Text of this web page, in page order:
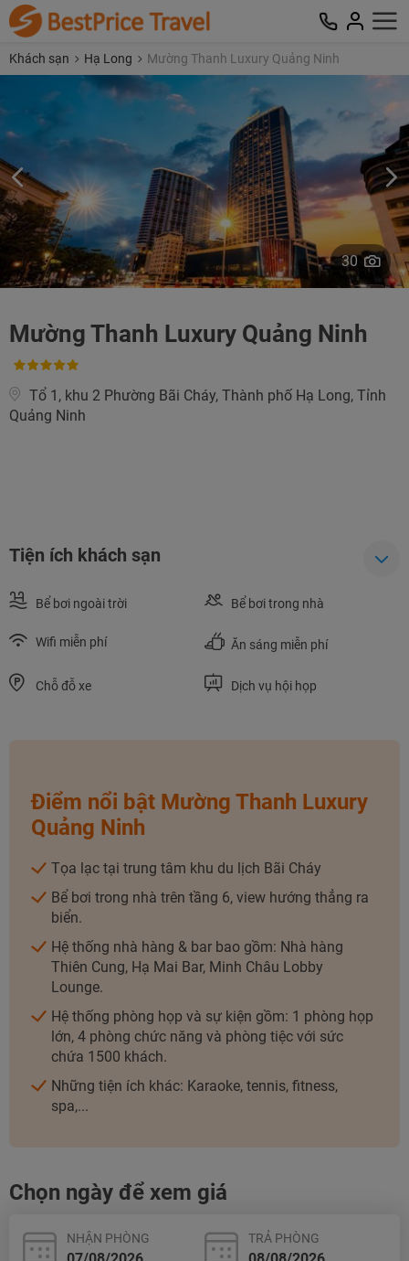
Khách sạn Hạ Long Mường Thanh Luxury Quảng Ninh
30
Mường Thanh Luxury Quảng Ninh
Tổ 1, khu 2 Phường Bãi Cháy, Thành phố Hạ Long, Tỉnh
Quảng Ninh
Tiện ích khách sạn
Bể bơi ngoài trời Bể bơi trong nhà
Wifi miễn phí Ăn sáng miễn phí
Chỗ đỗ xe Dịch vụ hội họp
Điểm nổi bật Mường Thanh Luxury
Quảng Ninh
Tọa lạc tại trung tâm khu du lịch Bãi Cháy
Bể bơi trong nhà trên tầng 6, view hướng thẳng ra
biển.
Hệ thống nhà hàng & bar bao gồm: Nhà hàng
Thiên Cung, Hạ Mai Bar, Minh Châu Lobby
Lounge.
Hệ thống phòng họp và sự kiện gồm: 1 phòng họp
lớn, 4 phòng chức năng và phòng tiệc với sức
chứa 1500 khách.
Những tiện ích khác: Karaoke, tennis, fitness,
spa,...
Chọn ngày để xem giá
NHẬN PHÒNG TRẢ PHÒNG
TƯ VẤN NGAY
TƯ VẤN NGAY